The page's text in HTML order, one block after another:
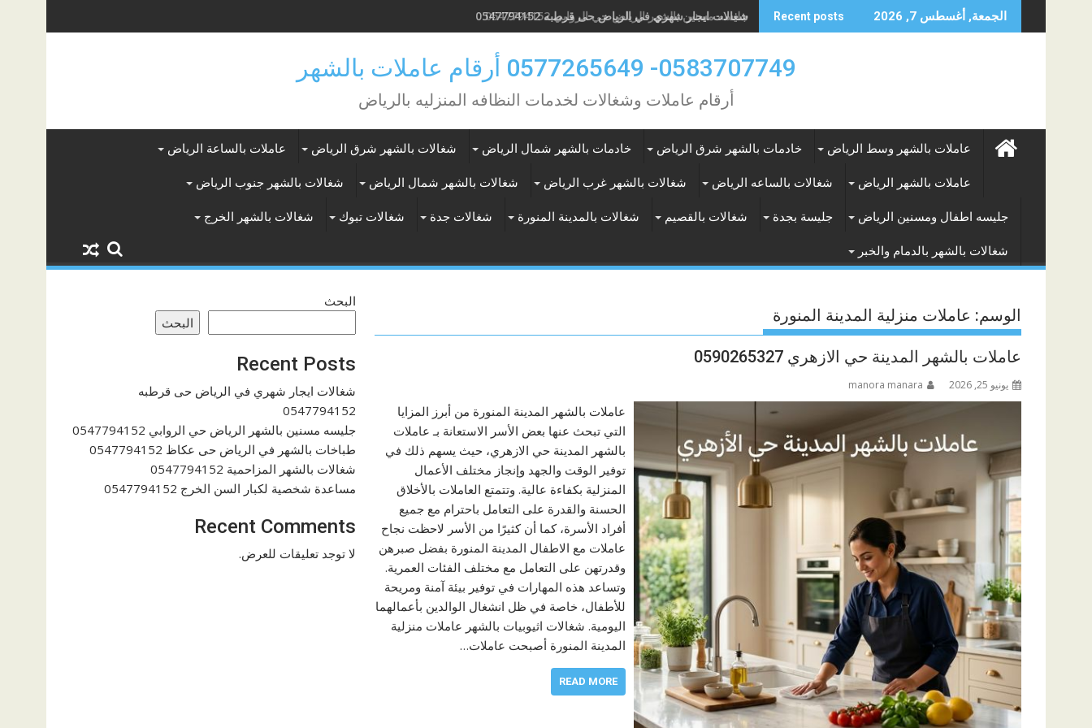
to
الجمعة, أغسطس 7, 2026 Recent posts جليسه مسنين بالشهر الرياض حي الروابي 0547794152
0583707749- 0577265649 أرقام عاملات بالشهر
أرقام عاملات وشغالات لخدمات النظافه المنزليه بالرياض
عاملات بالشهر وسط الرياض خادمات بالشهر شرق الرياض خادمات بالشهر شمال الرياض شغالات بالشهر شرق الرياض عاملات بالساعة الرياض
عاملات بالشهر الرياض شغالات بالساعه الرياض شغالات بالشهر غرب الرياض شغالات بالشهر شمال الرياض شغالات بالشهر جنوب الرياض
جليسه اطفال ومسنين الرياض جليسة بجدة شغالات بالقصيم شغالات بالمدينة المنورة شغالات جدة شغالات تبوك شغالات بالشهر الخرج
شغالات بالشهر بالدمام والخبر
الوسم: عاملات منزلية المدينة المنورة
عاملات بالشهر المدينة حي الازهري 0590265327
يونيو 25, 2026 manora manara
عاملات بالشهر المدينة المنورة من أبرز المزايا
التي تبحث عنها بعض الأسر الاستعانة بـ عاملات
بالشهر المدينة حي الازهري، حيث يسهم ذلك في
توفير الوقت والجهد وإنجاز مختلف الأعمال
المنزلية بكفاءة عالية. وتتمتع العاملات بالأخلاق
الحسنة والقدرة على التعامل باحترام مع جميع
أفراد الأسرة، كما أن كثيرًا من الأسر لاحظت نجاح
عاملات مع الاطفال المدينة المنورة بفضل صبرهن
وقدرتهن على التعامل مع مختلف الفئات العمرية.
وتساعد هذه المهارات في توفير بيئة آمنة ومريحة
للأطفال، خاصة في ظل انشغال الوالدين بأعمالهما
اليومية. شغالات اثيوبيات بالشهر عاملات منزلية
المدينة المنورة أصبحت عاملات…
READ MORE
البحث
البحث
Recent Posts
شغالات ايجار شهري في الرياض حى قرطبه
0547794152
جليسه مسنين بالشهر الرياض حي الروابي 0547794152
طباخات بالشهر في الرياض حى عكاظ 0547794152
شغالات بالشهر المزاحمية 0547794152
مساعدة شخصية لكبار السن الخرج 0547794152
Recent Comments
لا توجد تعليقات للعرض.